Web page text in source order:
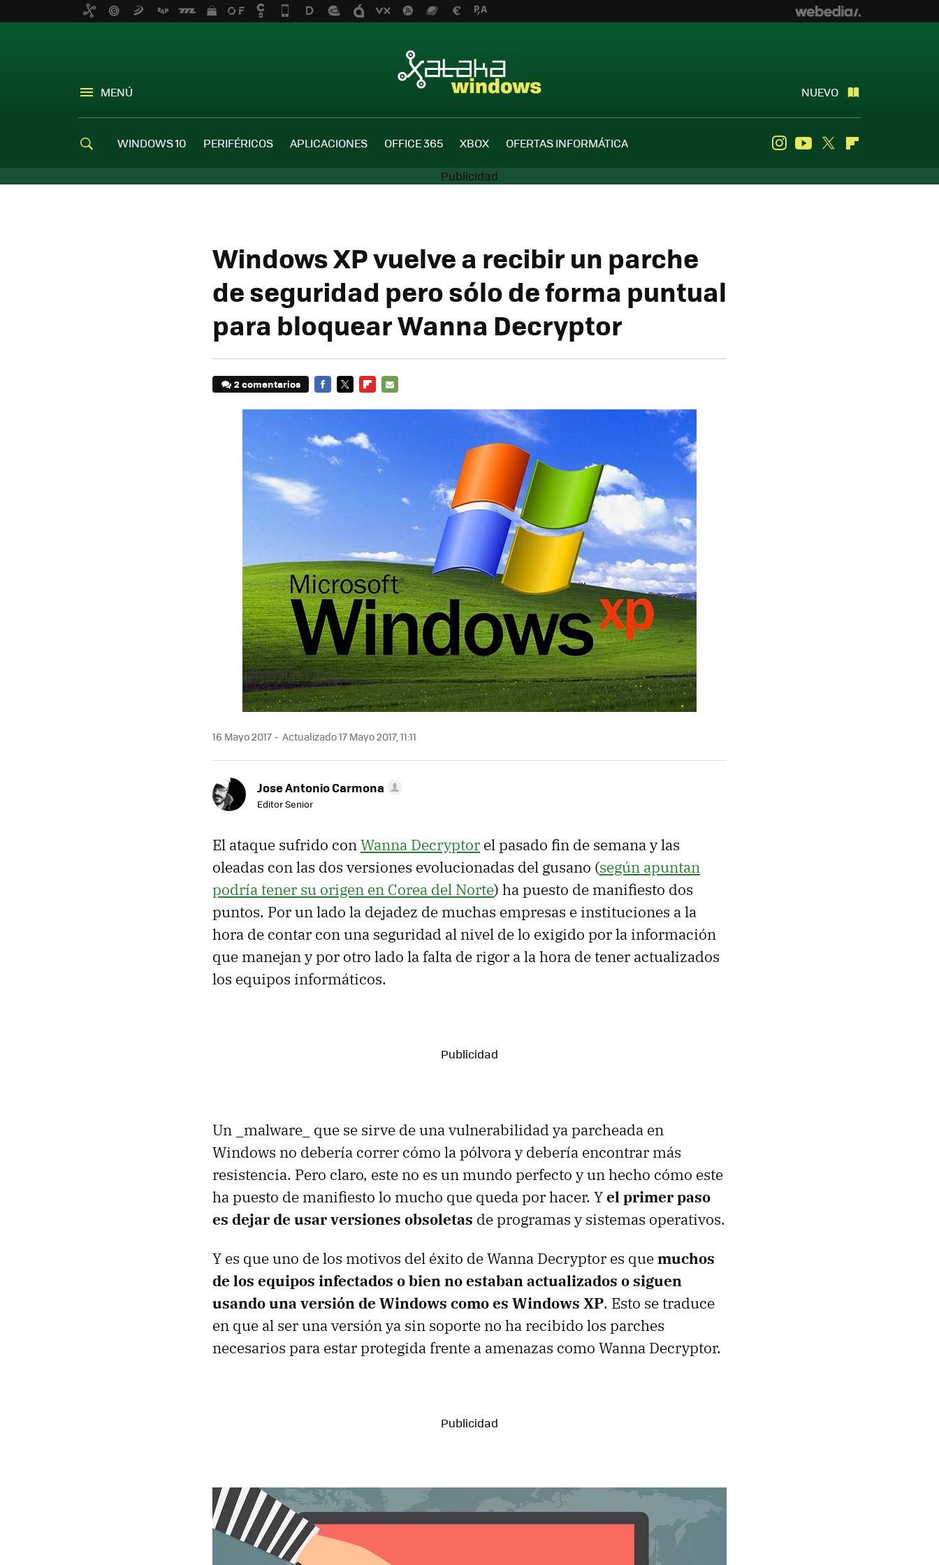
MENÚ NUEVO
WINDOWS 10 PERIFÉRICOS APLICACIONES OFFICE 365 XBOX OFERTAS INFORMÁTICA InstagramYoutube
Twitter
Windows XP vuelve a recibir un parche
de seguridad pero sólo de forma puntual
para bloquear Wanna Decryptor
2 comentarios
16 Mayo 2017 Actualizado 17 Mayo 2017, 11:11
Jose Antonio Carmona
Editor Senior
El ataque sufrido conWanna Decryptor el pasado fin de semana y las
oleadas con las dos versiones evolucionadas del gusano (según apuntan
podría tener su origen en Corea del Norte) ha puesto de manifiesto dos
puntos. Por un lado la dejadez de muchas empresas e instituciones a la
hora de contar con una seguridad al nivel de lo exigido por la información
que manejan y por otro lado la falta de rigor a la hora de tener actualizados
los equipos informáticos.
Un _malware_ que se sirve de una vulnerabilidad ya parcheada en
Windows no debería correr cómo la pólvora y debería encontrar más
resistencia. Pero claro, este no es un mundo perfecto y un hecho cómo este
ha puesto de manifiesto lo mucho que queda por hacer. Yel primer paso
es dejar de usar versiones obsoletas de programas y sistemas operativos.
Y es que uno de los motivos del éxito de Wanna Decryptor es quemuchos
de los equipos infectados o bien no estaban actualizados o siguen
usando una versión de Windows como es Windows XP. Esto se traduce
en que al ser una versión ya sin soporte no ha recibido los parches
necesarios para estar protegida frente a amenazas como Wanna Decryptor.